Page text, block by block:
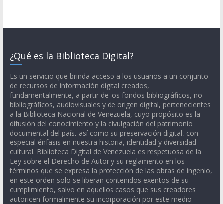
¿Qué es la Biblioteca Digital?
Es un servicio que brinda acceso a los usuarios a un conjunto
de recursos de información digital creados,
fundamentalmente, a partir de los fondos bibliográficos, no
bibliográficos, audiovisuales y de origen digital, pertenecientes
a la Biblioteca Nacional de Venezuela, cuyo propósito es la
difusión del conocimiento y la divulgación del patrimonio
documental del país, así como su preservación digital, con
especial énfasis en nuestra historia, identidad y diversidad
cultural. Biblioteca Digital de Venezuela es respetuosa de la
Ley sobre el Derecho de Autor y su reglamento en los
términos que se expresa la protección de las obras de ingenio,
en este orden solo se liberan contenidos exentos de su
cumplimiento, salvo en aquellos casos que sus creadores
autoricen formalmente su incorporación por este medio